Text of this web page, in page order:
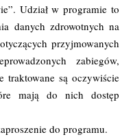
Udział w programie to
danych zdrowotnych na
przyjmowanych
zabiegów,
traktowane są oczywiście
mają do nich dostęp
do programu.